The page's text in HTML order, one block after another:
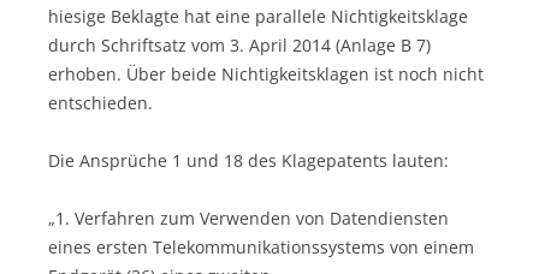
hiesige Beklagte hat eine parallele Nichtigkeitsklage
durch Schriftsatz vom 3. April 2014 (Anlage B 7)
erhoben. Über beide Nichtigkeitsklagen ist noch nicht
entschieden.
Die Ansprüche 1 und 18 des Klagepatents lauten:
„1. Verfahren zum Verwenden von Datendiensten
eines ersten Telekommunikationssystems von einem